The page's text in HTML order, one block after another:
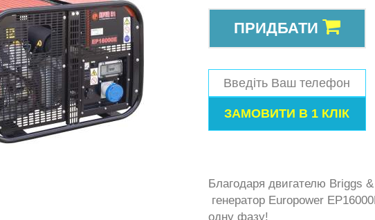
ПРИДБАТИ
Благодаря двигателю Briggs
генератор Europower
одну фазу!